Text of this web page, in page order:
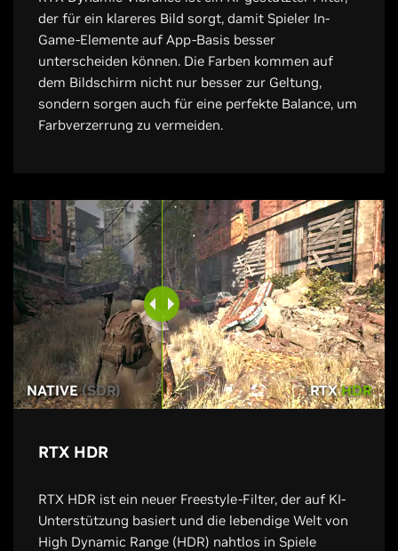
der für ein klareres Bild sorgt, damit Spieler In-
Game-Elemente auf App-Basis besser
unterscheiden können. Die Farben kommen auf
dem Bildschirm nicht nur besser zur Geltung,
sondern sorgen auch für eine perfekte Balance, um
Farbverzerrung zu vermeiden.
NATIVE(SDR) RTXHDR
RTX HDR
RTX HDR ist ein neuer Freestyle-Filter, der auf KI-
Unterstützung basiert und die lebendige Welt von
High Dynamic Range (HDR) nahtlos in Spiele